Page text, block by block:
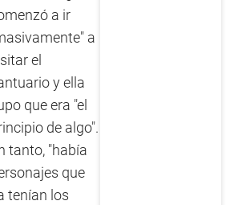
a ir
a
el
y ella
que era "el
de algo".
tanto, "había
que
tenían los